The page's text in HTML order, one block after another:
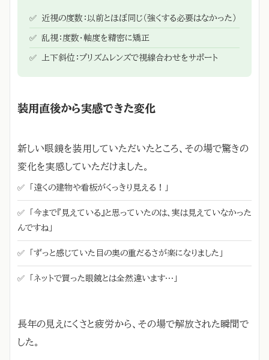
✅ 近視の度数：以前とほぼ同じ（強くする必要はなかった）
✅ 乱視：度数・軸度を精密に矯正
✅ 上下斜位：プリズムレンズで視線合わせをサポート
装用直後から実感できた変化
新しい眼鏡を装用していただいたところ、その場で驚きの
変化を実感していただけました。
✅ 「遠くの建物や看板がくっきり見える！」
✅
「今まで『見えている』と思っていたのは、実は見えていなかった
んですね」
✅ 「ずっと感じていた目の奥の重だるさが楽になりました」
✅ 「ネットで買った眼鏡とは全然違います…」
長年の見えにくさと疲労から、その場で解放された瞬間で
した。